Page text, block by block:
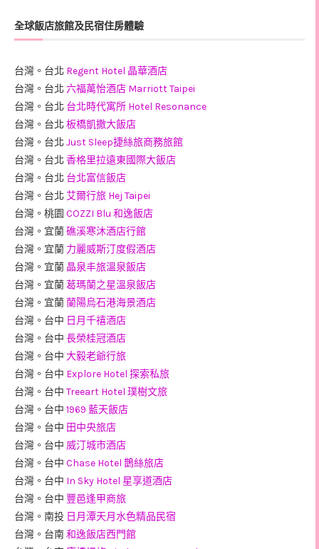
全球飯店旅館及民宿住房體驗
台灣。台北 Regent Hotel 晶華酒店
台灣。台北 六福萬怡酒店 Marriott Taipei
台灣。台北 台北時代寓所 Hotel Resonance
台灣。台北 板橋凱撒大飯店
台灣。台北 Just Sleep捷絲旅商務旅館
台灣。台北 香格里拉遠東國際大飯店
台灣。台北 台北富信飯店
台灣。台北 艾爾行旅 Hej Taipei
台灣。桃園 COZZI Blu 和逸飯店
台灣。宜蘭礁溪寒沐酒店行館
台灣。宜蘭 力麗威斯汀度假酒店
台灣。宜蘭 晶泉丰旅溫泉飯店
台灣。宜蘭葛瑪蘭之星溫泉飯店
台灣。宜蘭蘭陽烏石港海景酒店
台灣。台中 日月千禧酒店
台灣。台中 長榮桂冠酒店
台灣。台中 大毅老爺行旅
台灣。台中 Explore Hotel 探索私旅
台灣。台中 Treeart Hotel 璞樹文旅
台灣。台中 1969 藍天飯店
台灣。台中 田中央旅店
台灣。台中 威汀城市酒店
台灣。台中 Chase Hotel 鵲絲旅店
台灣。台中 In Sky Hotel 星享道酒店
台灣。台中 豐邑逢甲商旅
台灣。南投 日月潭天月水色精品民宿
台灣。台南和逸飯店西門館